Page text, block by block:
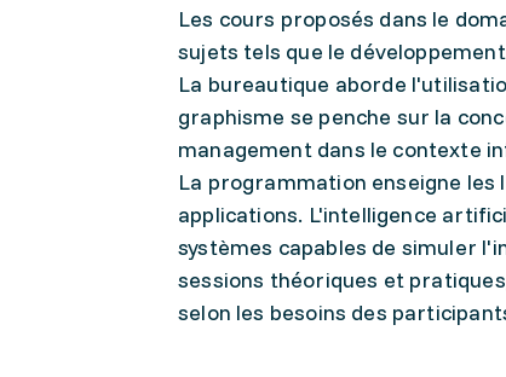
Les cours proposés dans le
sujets tels que le
La bureautique aborde
graphisme se penche sur la
management dans le contexte
La programmation enseigne les
applications. L'intelligence
systèmes capables de simuler
sessions théoriques et
selon les besoins des